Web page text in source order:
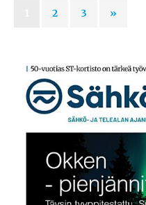
2 3 »